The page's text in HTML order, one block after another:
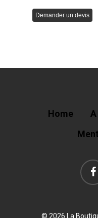
Demander un devis
Home
© 2026 La